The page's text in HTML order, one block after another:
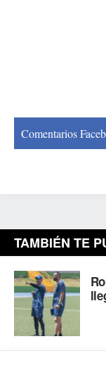
Comentarios
TAMBIÉN TE